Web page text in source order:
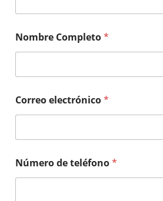
Nombre Completo*
Correo electrónico*
Número de teléfono*